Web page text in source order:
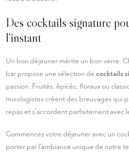
Des cocktails signature
l'instant
Un bon déjeuner mérite un bon verre.
bar propose une sélection de cocktails
passion. Fruités, épicés, floraux ou
mixologistes créent des breuvages qui
repas et s'accordent parfaitement avec
Commencez votre déjeuner avec un
porter par l'ambiance unique de notre